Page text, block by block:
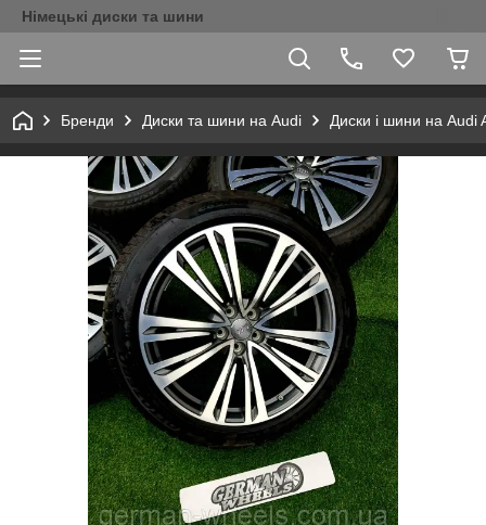
Німецькі диски та шини
Бренди Диски та шини на Audi Диски і шини на Audi